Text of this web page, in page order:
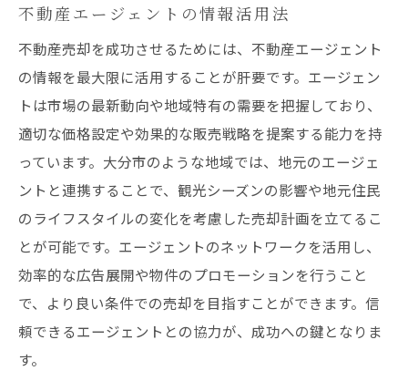
不動産エージェントの情報活用法
不動産売却を成功させるためには、不動産エージェント
の情報を最大限に活用することが肝要です。エージェン
トは市場の最新動向や地域特有の需要を把握しており、
適切な価格設定や効果的な販売戦略を提案する能力を持
っています。大分市のような地域では、地元のエージェ
ントと連携することで、観光シーズンの影響や地元住民
のライフスタイルの変化を考慮した売却計画を立てるこ
とが可能です。エージェントのネットワークを活用し、
効率的な広告展開や物件のプロモーションを行うこと
で、より良い条件での売却を目指すことができます。信
頼できるエージェントとの協力が、成功への鍵となりま
す。